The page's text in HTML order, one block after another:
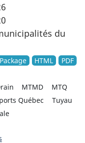
du
HTML
PDF
MTMD
MTQ
Québec
Tuyau